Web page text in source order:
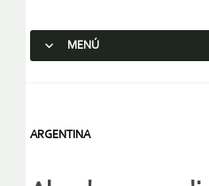
MENÚ
ARGENTINA